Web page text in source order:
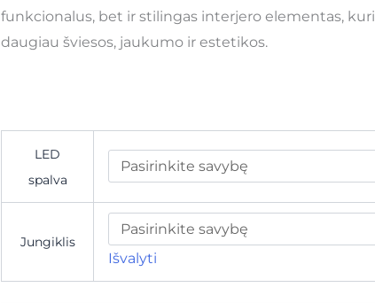
funkcionalus, bet ir stilingas interjero elementas,
daugiau šviesos, jaukumo ir estetikos.
LED
spalva
Jungiklis
Išvalyti